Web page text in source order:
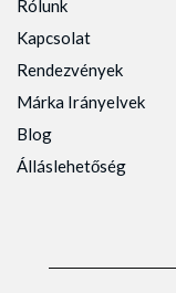
Rólunk
Kapcsolat
Rendezvények
Márka Irányelvek
Blog
Álláslehetőség